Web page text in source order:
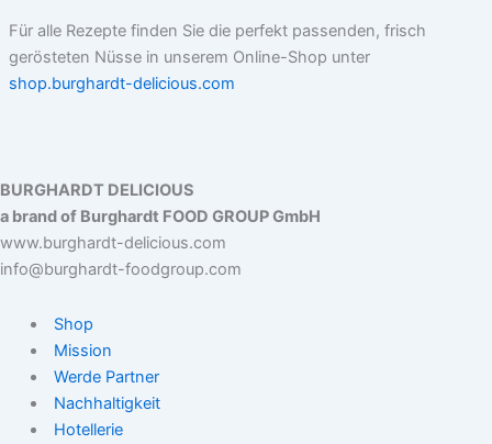
Für alle Rezepte finden Sie die perfekt passenden, frisch
gerösteten Nüsse in unserem Online-Shop unter
shop.burghardt-delicious.com
BURGHARDT DELICIOUS
a brand of Burghardt FOOD GROUP GmbH
www.burghardt-delicious.com
info@burghardt-foodgroup.com
Shop
Mission
Werde Partner
Nachhaltigkeit
Hotellerie